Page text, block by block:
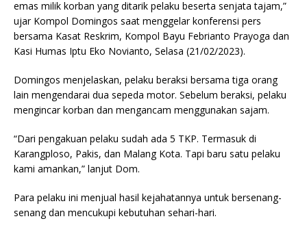
emas milik korban yang ditarik pelaku beserta senjata tajam,”
ujar Kompol Domingos saat menggelar konferensi pers
bersama Kasat Reskrim, Kompol Bayu Febrianto Prayoga dan
Kasi Humas Iptu Eko Novianto, Selasa (21/02/2023).
Domingos menjelaskan, pelaku beraksi bersama tiga orang
lain mengendarai dua sepeda motor. Sebelum beraksi, pelaku
mengincar korban dan mengancam menggunakan sajam.
“Dari pengakuan pelaku sudah ada 5 TKP. Termasuk di
Karangploso, Pakis, dan Malang Kota. Tapi baru satu pelaku
kami amankan,” lanjut Dom.
Para pelaku ini menjual hasil kejahatannya untuk bersenang-
senang dan mencukupi kebutuhan sehari-hari.